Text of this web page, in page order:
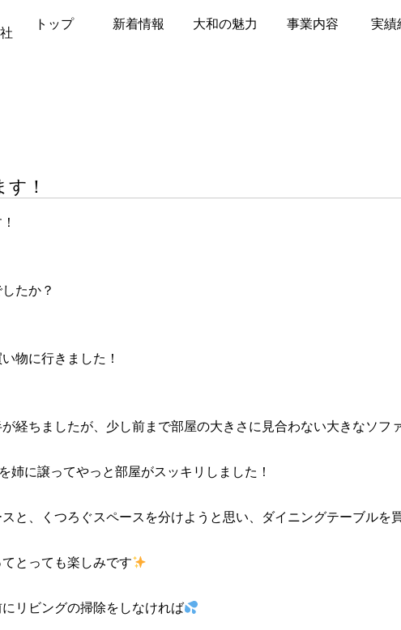
トップ 新着情報 大和の魅力 事業内容 実績
！
たか？
物に行きました！
経ちましたが、少し前まで部屋の大きさに見合わない大きなソフ
姉に譲ってやっと部屋がスッキリしました！
と、くつろぐスペースを分けようと思い、ダイニングテーブルを
とっても楽しみです
リビングの掃除をしなければ